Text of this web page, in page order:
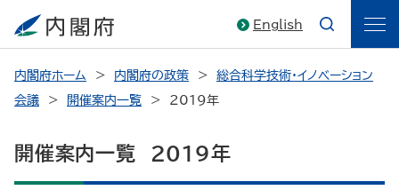
English
内閣府ホーム 内閣府の政策
総合科学技術・イノベーション
会議
開催案内一覧 2019年
開催案内一覧 2019年